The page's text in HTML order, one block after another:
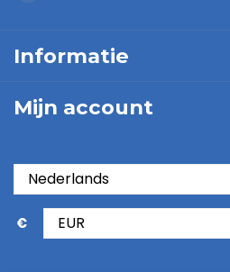
Informatie
Mijn account
€